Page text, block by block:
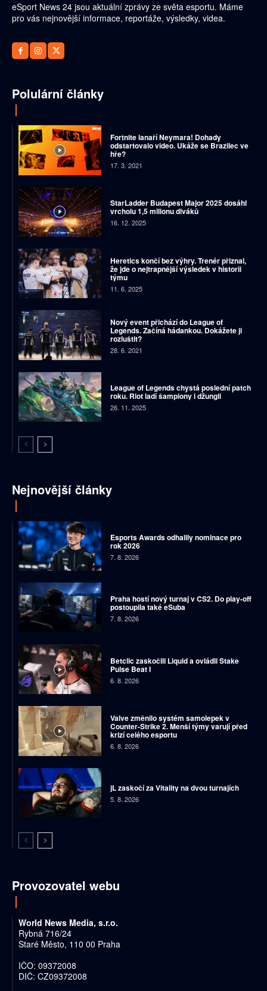
eSport News 24 jsou aktuální zprávy ze světa esportu. Máme
pro vás nejnovější informace, reportáže, výsledky, videa.
Polulární články
Fortnite lanaří Neymara! Dohady
odstartovalo video. Ukáže se Brazilec ve
hře?
17. 3. 2021
StarLadder Budapest Major 2025 dosáhl
vrcholu 1,5 milionu diváků
16. 12. 2025
Heretics končí bez výhry. Trenér přiznal,
že jde o nejtrapnější výsledek v historii
týmu
11. 6. 2025
Nový event přichází do League of
Legends. Začíná hádankou. Dokážete ji
rozluštit?
28. 6. 2021
League of Legends chystá poslední patch
roku. Riot ladí šampiony i džungli
26. 11. 2025
Nejnovější články
Esports Awards odhalily nominace pro
rok 2026
7. 8. 2026
Praha hostí nový turnaj v CS2. Do play-off
postoupila také eSuba
7. 8. 2026
Betclic zaskočili Liquid a ovládli Stake
Pulse Beat I
6. 8. 2026
Valve změnilo systém samolepek v
Counter-Strike 2. Menší týmy varují před
krizí celého esportu
6. 8. 2026
jL zaskočí za Vitality na dvou turnajích
5. 8. 2026
Provozovatel webu
World News Media, s.r.o.
Rybná 716/24
Staré Město, 110 00 Praha
IČO: 09372008
DIČ: CZ09372008